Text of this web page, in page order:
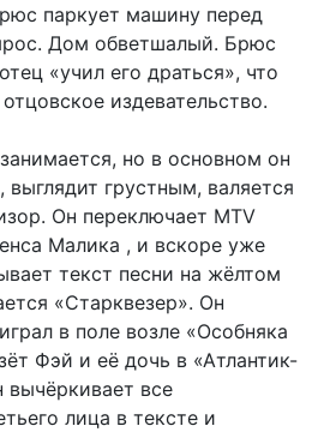
паркует машину перед
Дом обветшалый. Брюс
«учил его драться», что
издевательство.
но в основном он
грустным, валяется
Он переключает MTV
Малика , и вскоре уже
текст песни на жёлтом
«Старквезер». Он
в поле возле «Особняка
Фэй и её дочь в «Атлантик-
вычёркивает все
лица в тексте и